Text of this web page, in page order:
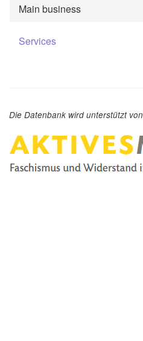
Main business
Services
Die Datenbank wird unterstützt von